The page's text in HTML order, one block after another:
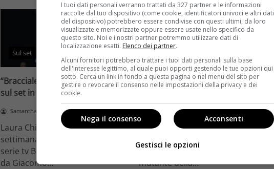
Sul set
“Braccialetti rossi”: Laura Chiatti
sul set in Puglia
Samantha Suriani 30 Luglio 2013
Laura Chiatti dalla prossima
settimana sarà sul set della
serie tv Braccialetti rossi diretta
da Giacomo…
Bomba
#Review: recensione di
Samantha Suriani 25 Luglio 2013
Finalmente l'attesa è terminata.
Oggi in tutte le sale uscirà
Wolverine - L'immortale. Il
mutante della…
I tuoi dati personali verranno trattati da 327 partner e le informazioni
raccolte dal tuo dispositivo (come cookie, identificatori univoci e altri dati
del dispositivo) potrebbero essere condivise con questi ultimi, da loro
visualizzate e memorizzate oppure essere usate nello specifico da
questo sito. Noi e i nostri partner potremmo utilizzare dati di
localizzazione esatti. Elenco dei partner.
Alcuni fornitori potrebbero trattare i tuoi dati personali sulla base
dell'interesse legittimo, al quale puoi opporti gestendo le tue opzioni qui
sotto. Cerca un link in fondo a questa pagina o nel menu del sito per
gestire o revocare il consenso nelle impostazioni della privacy e dei
cookie.
Acconsenti
Nega il consenso
Gestisci le opzioni